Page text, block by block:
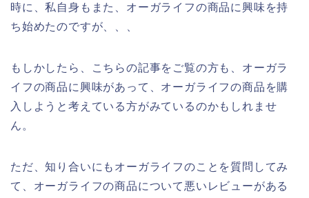
時に、私自身もまた、オーガライフの商品に興味を持
ち始めたのですが、、、
もしかしたら、こちらの記事をご覧の方も、オーガラ
イフの商品に興味があって、オーガライフの商品を購
入しようと考えている方がみているのかもしれませ
ん。
ただ、知り合いにもオーガライフのことを質問してみ
て、オーガライフの商品について悪いレビューがある